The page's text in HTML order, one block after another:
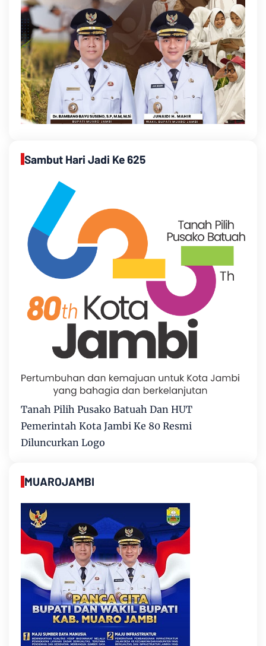
Sambut Hari Jadi Ke 625
Tanah Pilih Pusako Batuah Dan HUT
Pemerintah Kota Jambi Ke 80 Resmi
Diluncurkan Logo
MUAROJAMBI